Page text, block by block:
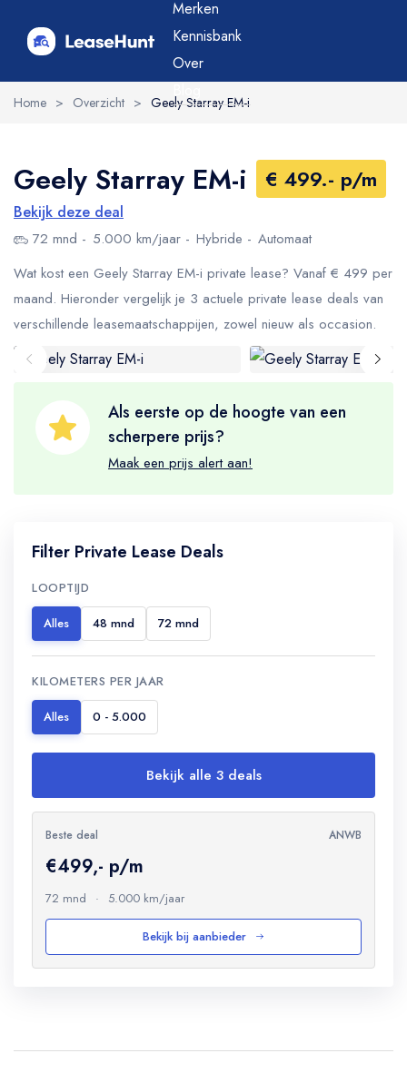
Merken
Kennisbank
Over
Home > Overzicht > Geely Starray EM-i
Geely Starray EM-i € 499.- p/m
Bekijk deze deal
72 mnd 5.000 km/jaar Hybride
Automaat
Wat kost een Geely Starray EM-i private lease? Vanaf € 499 per
maand. Hieronder vergelijk je 3 actuele private lease deals van
verschillende leasemaatschappijen, zowel nieuw als occasion.
Als eerste op de hoogte van een
scherpere prijs?
Maak een prijs alert aan!
Filter Private Lease Deals
LOOPTIJD
Alles 48 mnd 72 mnd
KILOMETERS PER JAAR
Alles 0 - 5.000
Bekijk alle 3 deals
Beste deal ANWB
€499,- p/m
72 mnd · 5.000 km/jaar
Bekijk bij aanbieder